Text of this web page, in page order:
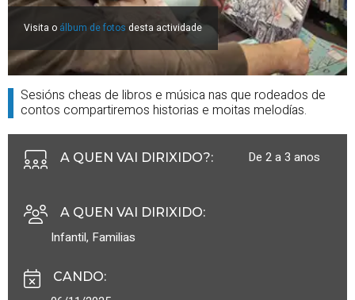
Visita o álbum de fotos desta actividade
Sesións cheas de libros e música nas que rodeados de
contos compartiremos historias e moitas melodías.
A QUEN VAI DIRIXIDO?: De 2 a 3 anos
A QUEN VAI DIRIXIDO:
Infantil, Familias
CANDO: